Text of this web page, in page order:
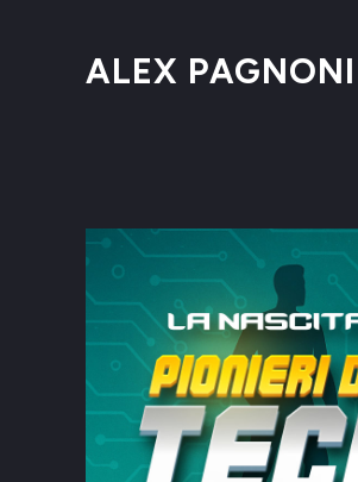
ALEX PAGNONI